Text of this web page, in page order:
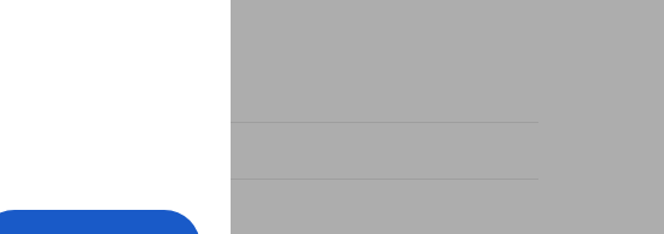
Premium